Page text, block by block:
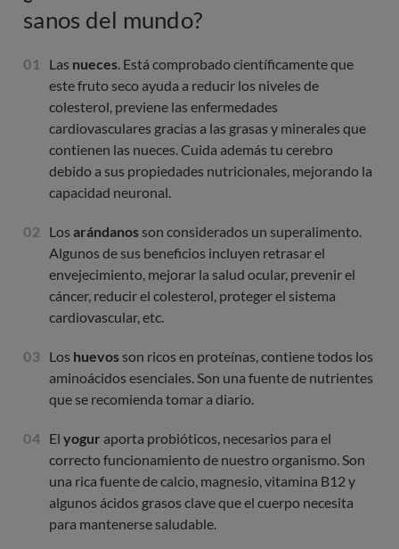
sanos del mundo?
Las nueces . Está comprobado científicamente que
este fruto seco ayuda a reducir los niveles de
colesterol, previene las enfermedades
cardiovasculares gracias a las grasas y minerales que
contienen las nueces. Cuida además tu cerebro
debido a sus propiedades nutricionales, mejorando la
capacidad neuronal.
Los arándanos son considerados un superalimento.
Algunos de sus beneficios incluyen retrasar el
envejecimiento, mejorar la salud ocular, prevenir el
cáncer, reducir el colesterol, proteger el sistema
cardiovascular, etc.
Los huevos son ricos en proteínas, contiene todos los
aminoácidos esenciales. Son una fuente de nutrientes
que se recomienda tomar a diario.
El yogur aporta probióticos, necesarios para el
correcto funcionamiento de nuestro organismo. Son
una rica fuente de calcio, magnesio, vitamina B12 y
algunos ácidos grasos clave que el cuerpo necesita
para mantenerse saludable.